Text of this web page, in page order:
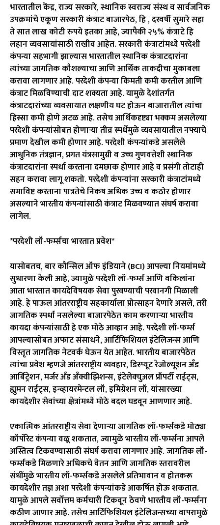
भारतातील केंद्र, राज्य सरकारे, स्थानिक स्वराज्य संस्थ व सार्वजनिक
उपक्रमांचे एकूण सरकारी कंत्राट बाजारपेठ, हि , दरवर्षी सुमारे सहा
ते सात लाख कोटी रुपये इतका आहे, ज्यापैकी २५% कंत्राटे हि
लहान व्यवसायांसाठी राखीव आहेत. सरकारी कंत्राटांमध्ये परदेशी
कंपन्या सहभागी झाल्यास भारतातील स्थानिक कंत्राटदारांना
त्यांच्या जागतिक कौशल्याचा आणि आर्थिक ताकदीचा मुकाबला
करावा लागणार आहे. परदेशी कंपन्या किमती कमी करतील आणि
कंत्राट मिळविण्याची दाट शक्यता आहे. यामुळे देशांतर्गत
कंत्राटदारांच्या व्यवसायात लक्षणीय घट होऊन बाजारातील त्यांचा
हिस्सा कमी होणे अटळ आहे. तसेच आर्थिकदृष्ट्या भक्कम असलेल्या
परदेशी कंपन्यांसोबत होणाऱ्या तीव्र स्पर्धेमुळे व्यवसायातील नफ्याचे
प्रमाण देखील कमी होणार आहे. परदेशी कंपन्यांकडे असलेले
आधुनिक तंत्रज्ञान, प्रगत यंत्रसामुग्री व उच्च गुणवत्तेशी स्थानिक
कंत्राटदारांना स्पर्धा करताना दमछाक होणार आहे व प्रसंगी तोटाही
सहन करावा लागू शकतो. परदेशी कंपन्यांना सरकारी कंत्राटांमध्ये
समाविष्ट करताना पात्रतेचे निकष अधिक उच्च व कठोर होणार
असल्याने भारतीय कंपन्यांसाठी कंत्राट मिळवण्यात संघर्ष करावा
लागेल.
*परदेशी लॉ-फर्म्सचा भारतात प्रवेश*
यासोबतच, बार कौन्सिल ऑफ इंडियाने (BCI) आपल्या नियमांमध्ये
सुधारणा केली आहे, ज्यामुळे परदेशी लॉ-फर्म्स आणि वकिलांना
आता भारतात कायदेविषयक सेवा पुरवण्याची परवानगी मिळाली
आहे. हे पाऊल आंतरराष्ट्रीय सहकार्याला प्रोत्साहन देणारे असले, तरी
जागतिक स्पर्धा नसलेल्या बाजारपेठेत काम करणाऱ्या भारतीय
कायदा कंपन्यांसाठी हे एक मोठे आव्हान आहे. परदेशी लॉ-फर्म्स
आपल्यासोबत अफाट संसाधने, आर्टिफिशियल इंटेलिजन्स आणि
विस्तृत जागतिक नेटवर्क घेऊन येत आहेत. भारतीय बाजारपेठेत
त्यांचा प्रवेश म्हणजे आंतरराष्ट्रीय व्यवहार, डिस्प्यूट रेजोल्यूशन अँड
आर्बिट्रेशन, मर्जर अँड अँक्वीझिशन्स, इंटेलेक्चुअल प्रॉपर्टी राईट्स,
ह्युमन राईट्स, इन्व्हायरमेन्टल लॉ, इमिग्रेशन लॉ, यांसारख्या
कायदेशीर सेवांच्या क्षेत्रांमध्ये मोठे बदल घडवून आणणार आहे.
एकात्मिक आंतरराष्ट्रीय सेवा देणाऱ्या जागतिक लॉ-फर्म्सकडे मोठ्या
कॉर्पोरेट कंपन्या वळू शकतात, ज्यामुळे भारतीय लॉ-फर्म्सना आपले
अस्तित्व टिकवण्यासाठी संघर्ष करावा लागणार आहे. जागतिक लॉ-
फर्म्सकडे मिळणारे अधिकचे वेतन आणि जागतिक स्तरावरील
संधींमुळे भारतीय लॉ-फर्म्सकडे असलेले प्रतिभावान व होतकरू
कायदेशीर तज्ञ अशा परदेशी कंपन्यांकडे आकर्षित होऊ शकतात.
यामुळे आपले सर्वोत्तम कर्मचारी टिकवून ठेवणे भारतीय लॉ-फर्म्सना
कठीण जाणार आहे. तसेच आर्टिफिशियल इंटेलिजन्सच्या वापरामुळे